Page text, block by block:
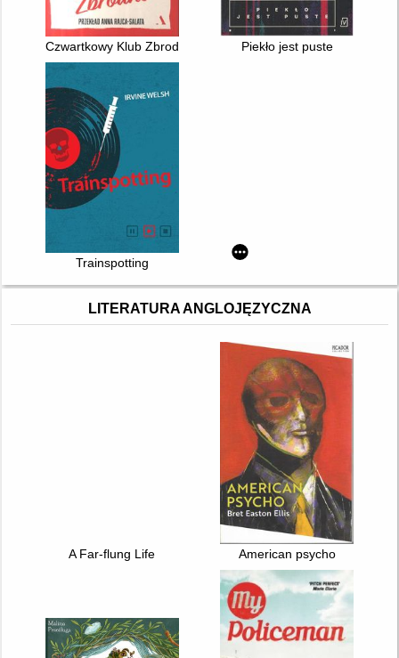
Czwartkowy Klub Zbrodni Piekło jest puste
Trainspotting
LITERATURA ANGLOJĘZYCZNA
A Far-flung Life American psycho